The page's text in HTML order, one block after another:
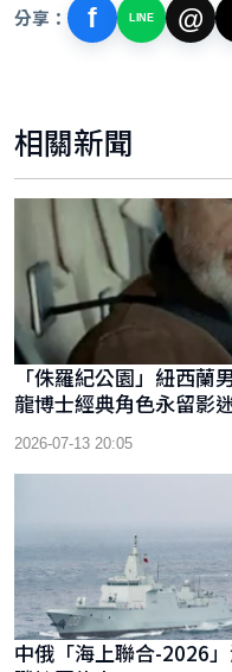
分享： f LINE @
相關新聞
「侏羅紀公園」紐西
龍博士經典角色永留影
2026-07-13 20:05
中俄「海上聯合-2026